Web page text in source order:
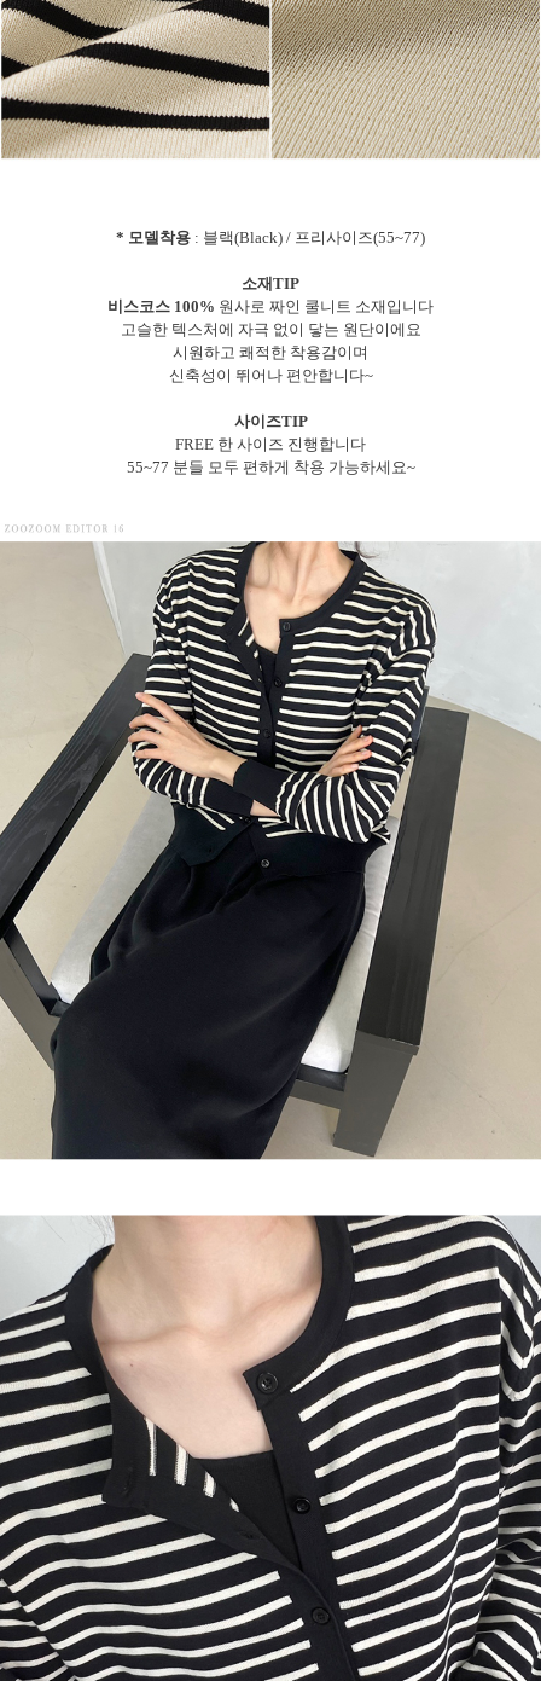
* 모델착용 : 블랙(Black) / 프리사이즈(55~77)
소재TIP
비스코스 100% 원사로 짜인 쿨니트 소재입니다
고슬한 텍스처에 자극 없이 닿는 원단이에요
시원하고 쾌적한 착용감이며
신축성이 뛰어나 편안합니다~
사이즈TIP
FREE 한 사이즈 진행합니다
55~77 분들 모두 편하게 착용 가능하세요~